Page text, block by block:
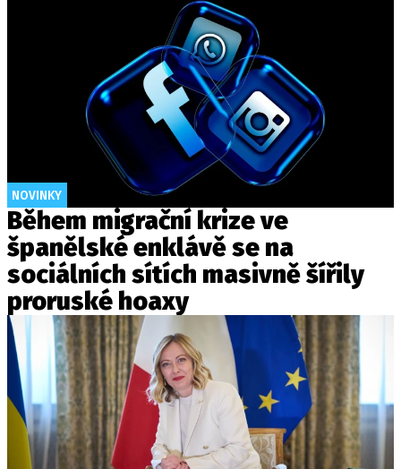
NOVINKY
Během migrační krize ve
španělské enklávě se na
sociálních sítích masivně šířily
proruské hoaxy